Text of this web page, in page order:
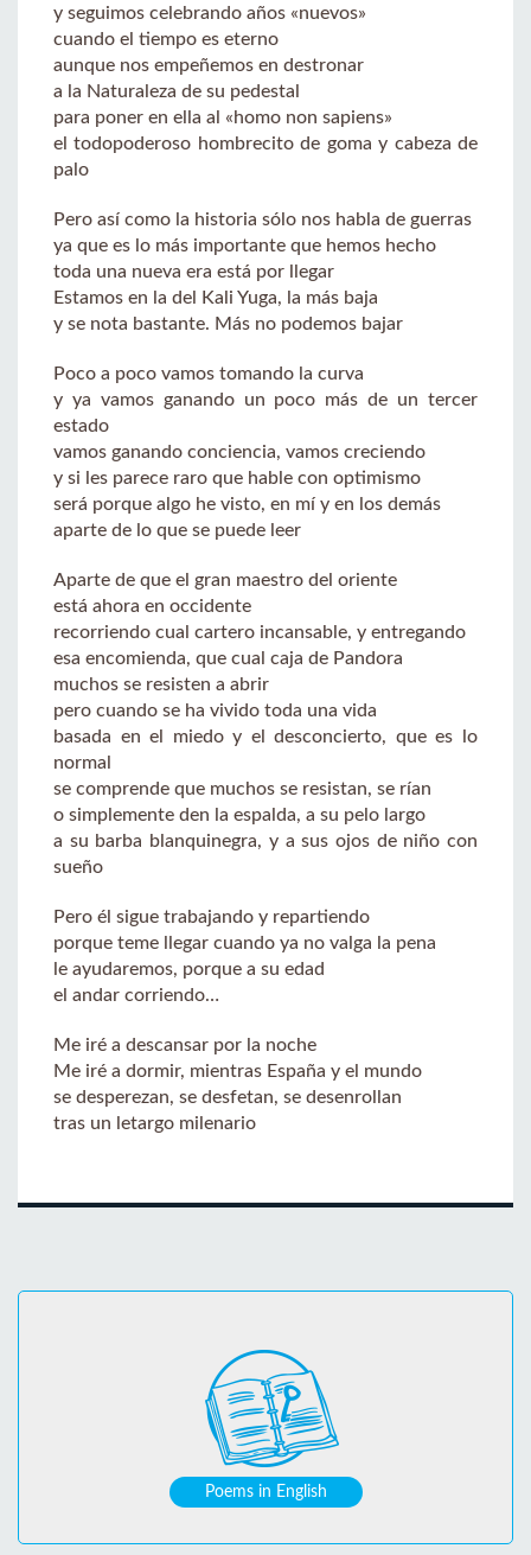
y seguimos celebrando años «nuevos»
cuando el tiempo es eterno
aunque nos empeñemos en destronar
a la Naturaleza de su pedestal
para poner en ella al «homo non sapiens»
el todopoderoso hombrecito de goma y cabeza de
palo
Pero así como la historia sólo nos habla de guerras
ya que es lo más importante que hemos hecho
toda una nueva era está por llegar
Estamos en la del Kali Yuga, la más baja
y se nota bastante. Más no podemos bajar
Poco a poco vamos tomando la curva
y ya vamos ganando un poco más de un tercer
estado
vamos ganando conciencia, vamos creciendo
y si les parece raro que hable con optimismo
será porque algo he visto, en mí y en los demás
aparte de lo que se puede leer
Aparte de que el gran maestro del oriente
está ahora en occidente
recorriendo cual cartero incansable, y entregando
esa encomienda, que cual caja de Pandora
muchos se resisten a abrir
pero cuando se ha vivido toda una vida
basada en el miedo y el desconcierto, que es lo
normal
se comprende que muchos se resistan, se rían
o simplemente den la espalda, a su pelo largo
a su barba blanquinegra, y a sus ojos de niño con
sueño
Pero él sigue trabajando y repartiendo
porque teme llegar cuando ya no valga la pena
le ayudaremos, porque a su edad
el andar corriendo…
Me iré a descansar por la noche
Me iré a dormir, mientras España y el mundo
se desperezan, se desfetan, se desenrollan
tras un letargo milenario
Poems in English